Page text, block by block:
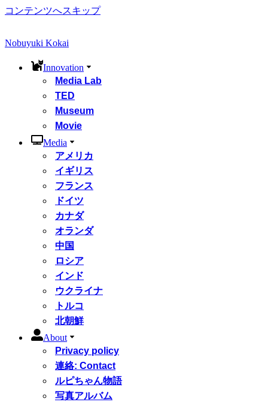
コンテンツへスキップ
Nobuyuki Kokai
Innovation
Media Lab
TED
Museum
Movie
Media
アメリカ
イギリス
フランス
ドイツ
カナダ
オランダ
中国
ロシア
インド
ウクライナ
トルコ
北朝鮮
About
Privacy policy
連絡: Contact
ルピちゃん物語
写真アルバム